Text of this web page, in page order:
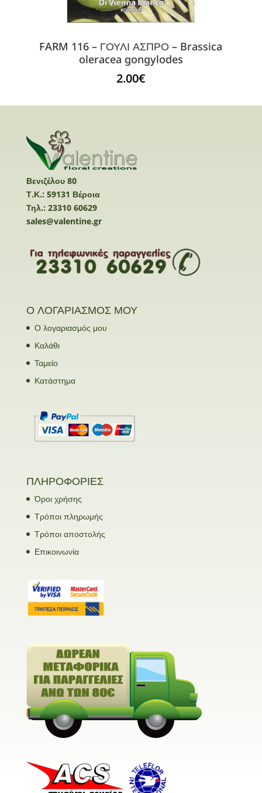
FARM 116 – ΓΟΥΛΙ ΑΣΠΡΟ – Brassica
oleracea gongylodes
2.00€
Βενιζέλου 80
Τ.Κ.: 59131 Βέροια
Τηλ.: 23310 60629
sales@valentine.gr
Ο ΛΟΓΑΡΙΑΣΜΟΣ ΜΟΥ
Ο λογαριασμός μου
Καλάθι
Ταμείο
Κατάστημα
ΠΛΗΡΟΦΟΡΙΕΣ
Όροι χρήσης
Τρόποι πληρωμής
Τρόποι αποστολής
Επικοινωνία